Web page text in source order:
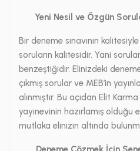
Yeni Nesil ve Özgün
Bir deneme sınavının
soruların kalitesidir. Yani
benzeştiğidir. Elinizdeki
çıkmış sorular ve MEB’in
alınmıştır. Bu açıdan Elit
yayınevinin hazırlamış olduğu
mutlaka elinizin altında